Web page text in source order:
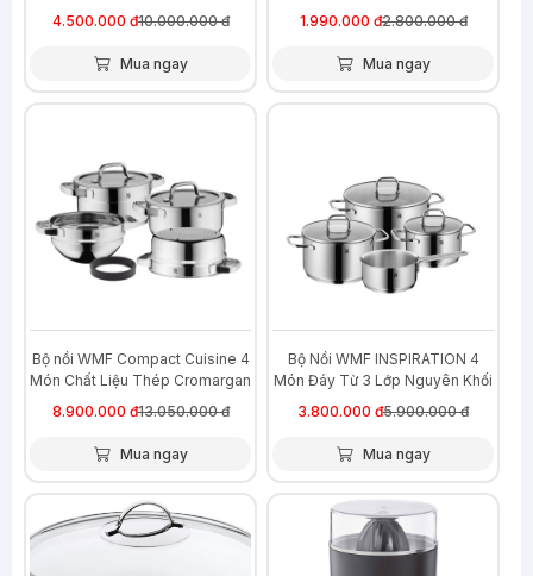
4.500.000 đ10.000.000 đ
Mua ngay
1.990.000 đ2.800.000 đ
Mua ngay
Bộ nồi WMF Compact Cuisine 4
Món Chất Liệu Thép Cromargan
8.900.000 đ13.050.000 đ
Mua ngay
Bộ Nồi WMF INSPIRATION 4
Món Đáy Từ 3 Lớp Nguyên Khối
3.800.000 đ5.900.000 đ
Mua ngay
-21%